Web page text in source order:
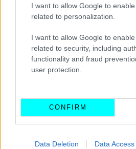
I want to allow Google to
related to personalization.
I want to allow Google to
related to security, including
functionality and fraud
user protection.
CONFIRM
Data Deletion Data Access